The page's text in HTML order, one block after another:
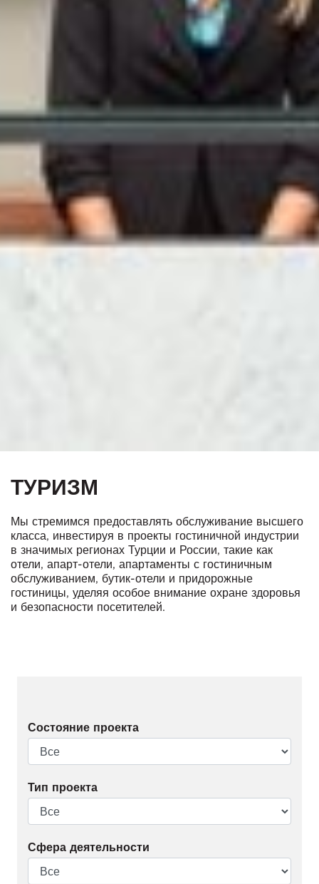
ТУРИЗМ
Мы стремимся предоставлять обслуживание высшего
класса, инвестируя в проекты гостиничной индустрии
в значимых регионах Турции и России, такие как
отели, апарт-отели, апартаменты с гостиничным
обслуживанием, бутик-отели и придорожные
гостиницы, уделяя особое внимание охране здоровья
и безопасности посетителей.
Состояние проекта
Тип проекта
Сфера деятельности